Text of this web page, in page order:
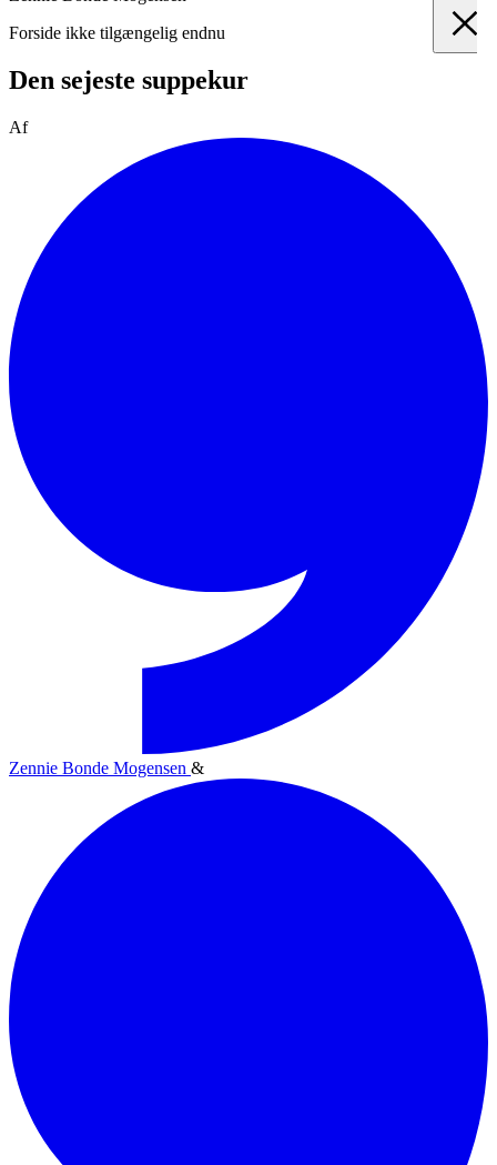
Forside ikke tilgængelig endnu
Den sejeste suppekur
Af
Zennie Bonde Mogensen &